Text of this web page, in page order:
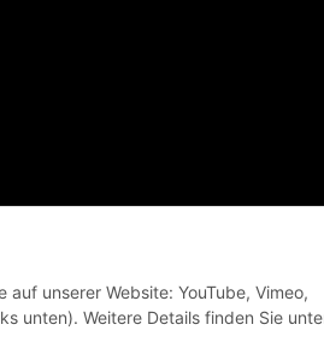
unserer Website: YouTube, Vimeo,
unten). Weitere Details finden Sie